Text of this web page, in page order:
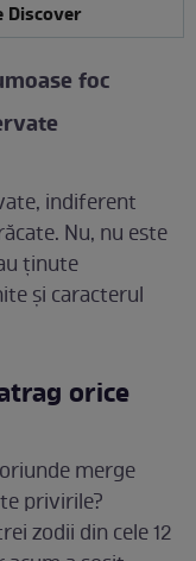
Discover
foc
indiferent
Nu, nu este
ținute
și caracterul
orice
merge
privirile?
zodii din cele 12